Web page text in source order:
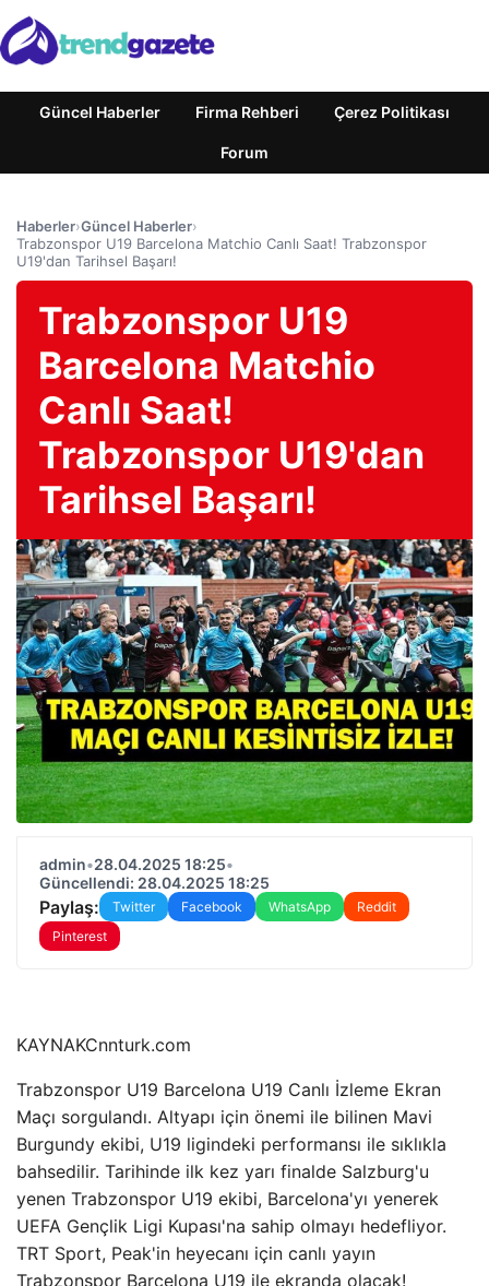
Güncel Haberler Firma Rehberi Çerez Politikası
Forum
Haberler›Güncel Haberler›
Trabzonspor U19 Barcelona Matchio Canlı Saat! Trabzonspor
U19'dan Tarihsel Başarı!
Trabzonspor U19
Barcelona Matchio
Canlı Saat!
Trabzonspor U19'dan
Tarihsel Başarı!
admin•28.04.2025 18:25•
Güncellendi: 28.04.2025 18:25
Paylaş: Twitter Facebook WhatsApp
Reddit
Pinterest
KAYNAKCnnturk.com
Trabzonspor U19 Barcelona U19 Canlı İzleme Ekran
Maçı sorgulandı. Altyapı için önemi ile bilinen Mavi
Burgundy ekibi, U19 ligindeki performansı ile sıklıkla
bahsedilir. Tarihinde ilk kez yarı finalde Salzburg'u
yenen Trabzonspor U19 ekibi, Barcelona'yı yenerek
UEFA Gençlik Ligi Kupası'na sahip olmayı hedefliyor.
TRT Sport, Peak'in heyecanı için canlı yayın
Trabzonspor Barcelona U19 ile ekranda olacak!